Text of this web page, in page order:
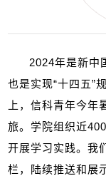
2024年是新中
也是实现“十四五”
上，信科青年今年
旅。学院组织近
开展学习实践。我
栏，陆续推送和展